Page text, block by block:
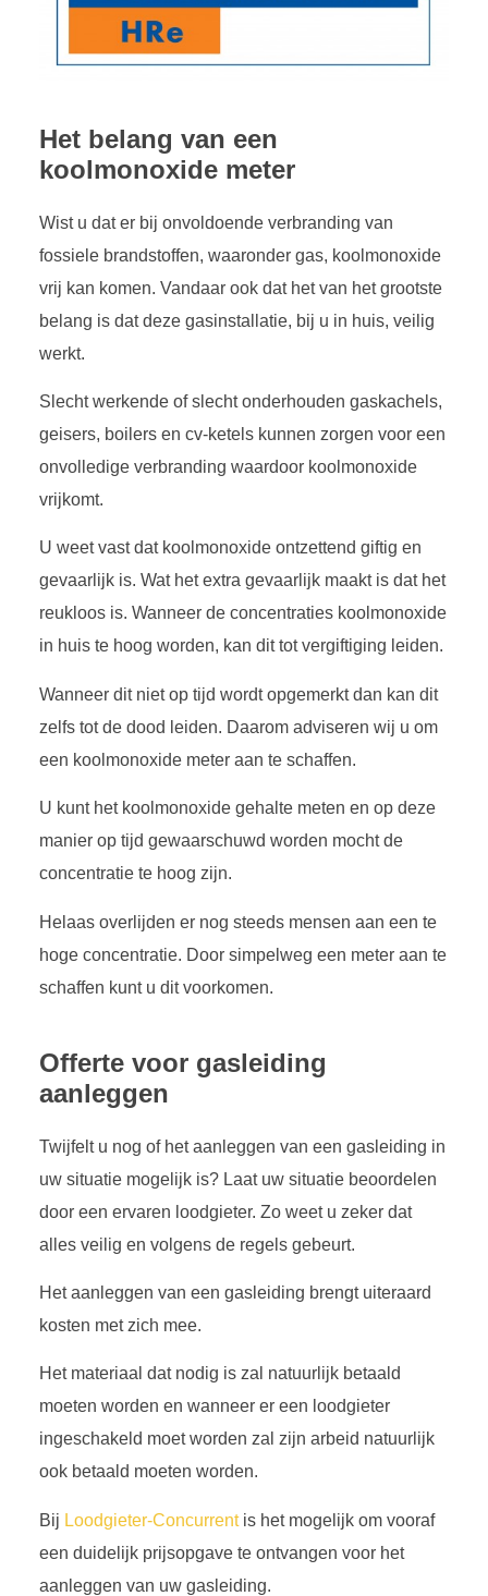
Het belang van een
koolmonoxide meter
Wist u dat er bij onvoldoende verbranding van
fossiele brandstoffen, waaronder gas, koolmonoxide
vrij kan komen. Vandaar ook dat het van het grootste
belang is dat deze gasinstallatie, bij u in huis, veilig
werkt.
Slecht werkende of slecht onderhouden gaskachels,
geisers, boilers en cv-ketels kunnen zorgen voor een
onvolledige verbranding waardoor koolmonoxide
vrijkomt.
U weet vast dat koolmonoxide ontzettend giftig en
gevaarlijk is. Wat het extra gevaarlijk maakt is dat het
reukloos is. Wanneer de concentraties koolmonoxide
in huis te hoog worden, kan dit tot vergiftiging leiden.
Wanneer dit niet op tijd wordt opgemerkt dan kan dit
zelfs tot de dood leiden. Daarom adviseren wij u om
een koolmonoxide meter aan te schaffen.
U kunt het koolmonoxide gehalte meten en op deze
manier op tijd gewaarschuwd worden mocht de
concentratie te hoog zijn.
Helaas overlijden er nog steeds mensen aan een te
hoge concentratie. Door simpelweg een meter aan te
schaffen kunt u dit voorkomen.
Offerte voor gasleiding
aanleggen
Twijfelt u nog of het aanleggen van een gasleiding in
uw situatie mogelijk is? Laat uw situatie beoordelen
door een ervaren loodgieter. Zo weet u zeker dat
alles veilig en volgens de regels gebeurt.
Het aanleggen van een gasleiding brengt uiteraard
kosten met zich mee.
Het materiaal dat nodig is zal natuurlijk betaald
moeten worden en wanneer er een loodgieter
ingeschakeld moet worden zal zijn arbeid natuurlijk
ook betaald moeten worden.
Bij Loodgieter-Concurrentis het mogelijk om vooraf
een duidelijk prijsopgave te ontvangen voor het
aanleggen van uw gasleiding.